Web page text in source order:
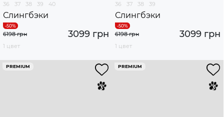
36 37 38 39 40
Слингбэки
3099 грн
6198 грн
1 цвет
36 37 38 39
Слингбэки
3099 грн
6198 грн
1 цвет
PREMIUM PREMIUM